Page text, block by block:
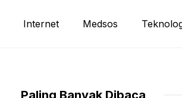
Internet Medsos
Paling Banyak Dibaca